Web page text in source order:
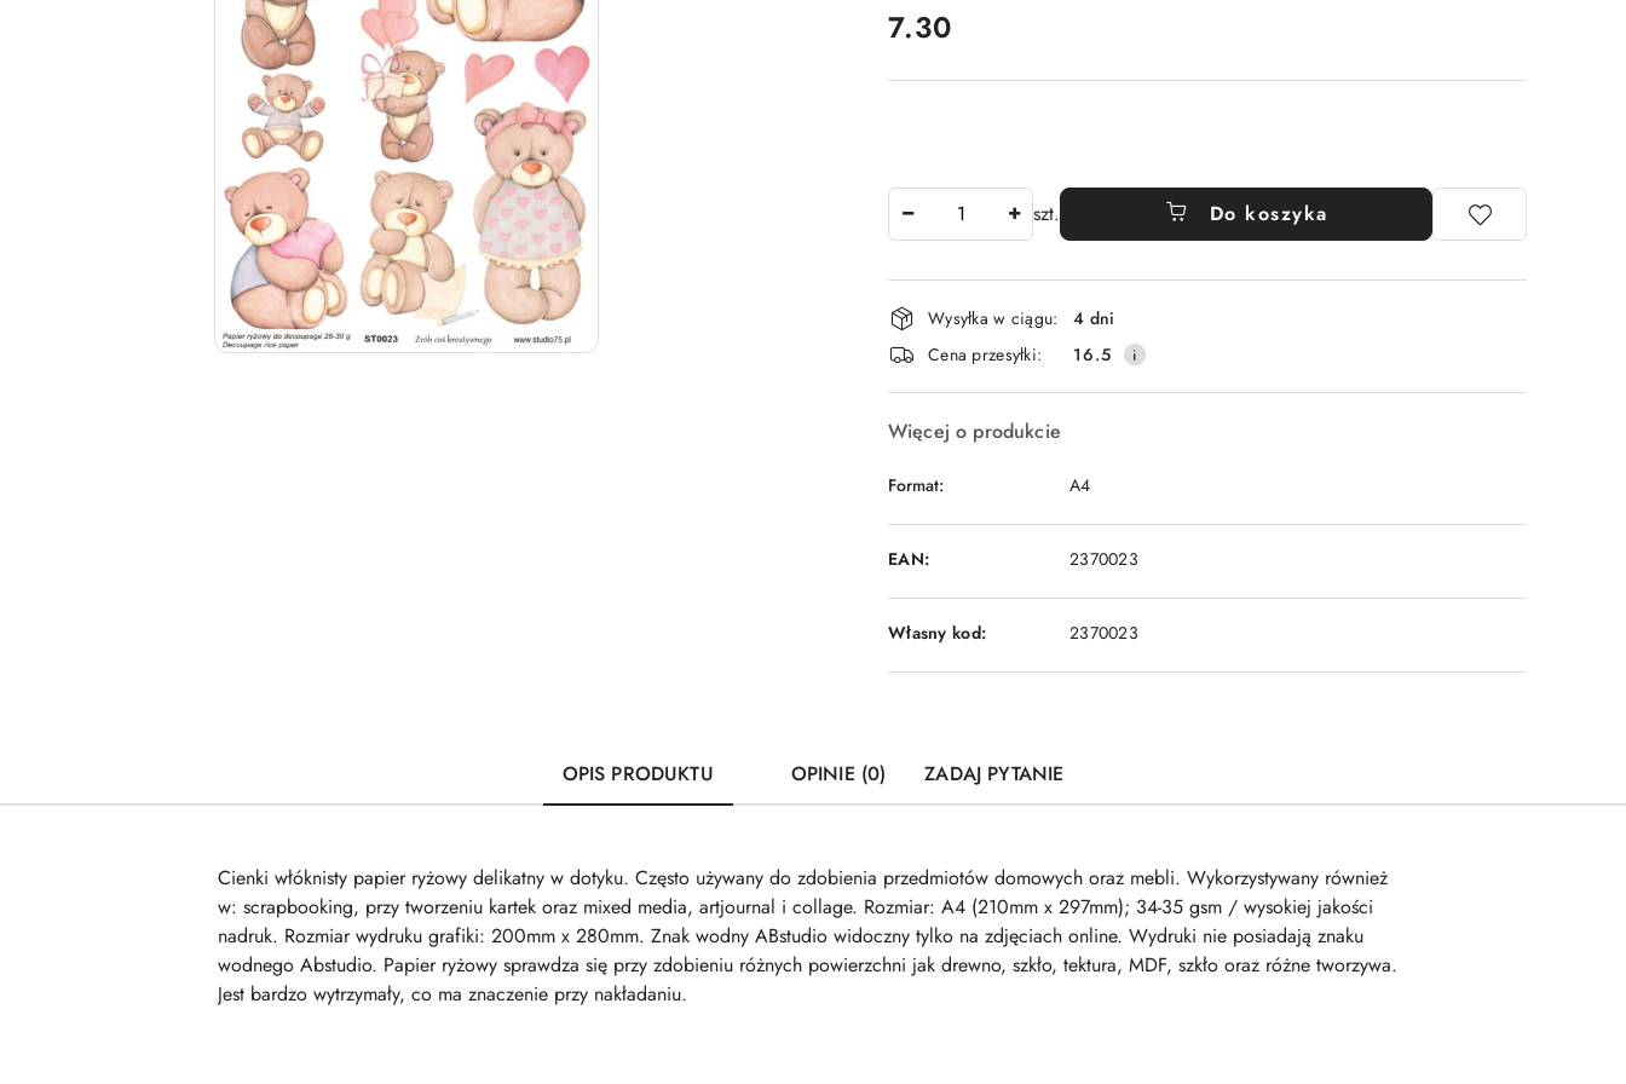
cena:
7.30
szt. Do koszyka
Dostępność
i
dostawa
Wysyłka w ciągu:
4 dni
Cena przesyłki:
16.5
Więcej o produkcie
Format: A4
EAN: 2370023
Własny kod: 2370023
OPIS PRODUKTU OPINIE (0) ZADAJ PYTANIE
Cienki włóknisty papier ryżowy delikatny w dotyku. Często używany do zdobienia przedmiotów domowych oraz mebli. Wykorzystywany również
w: scrapbooking, przy tworzeniu kartek oraz mixed media, artjournal i collage. Rozmiar: A4 (210mm x 297mm); 34-35 gsm / wysokiej jakości
nadruk. Rozmiar wydruku grafiki: 200mm x 280mm. Znak wodny ABstudio widoczny tylko na zdjęciach online. Wydruki nie posiadają znaku
wodnego Abstudio. Papier ryżowy sprawdza się przy zdobieniu różnych powierzchni jak drewno, szkło, tektura, MDF, szkło oraz różne tworzywa.
Jest bardzo wytrzymały, co ma znaczenie przy nakładaniu.